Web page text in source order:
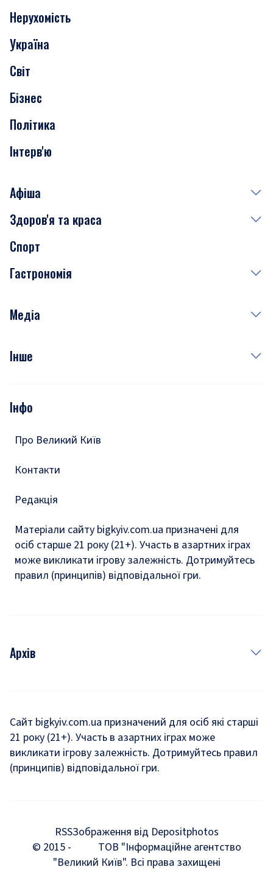
Події
Скандали
Нерухомість
Транспорт
Нерухомість
Україна
Світ
Бізнес
Політика
Інтерв'ю
Афіша
Сьогодні
Завтра
Субота
Здоров'я та краса
Медицина
Краса
Спорт
Гастрономія
Рецепти
Медіа
Фото
Подкасти
Інше
Тести
Інфо
Про Великий Київ
Контакти
Редакція
Матеріали сайту bigkyiv.com.ua призначені для
осіб старше 21 року (21+). Участь в азартних іграх
може викликати ігрову залежність. Дотримуйтесь
правил (принципів) відповідальної гри.
Архів
Комуналка
Хроніки війни
Мегаполіс
Київщина
Сайт bigkyiv.com.ua призначений для осіб які старші
21 року (21+). Участь в азартних іграх може
викликати ігрову залежність. Дотримуйтесь правил
(принципів) відповідальної гри.
RSSЗображення від Depositphotos
© 2015 -
ТОВ "Інформаційне агентство
"Великий Київ". Всі права захищені